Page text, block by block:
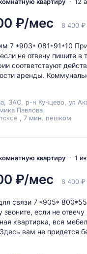
₽/мес 8 400 ₽
7 *903* 081*91*10
не отвечу пишите
соответствуют
аренды.
ЗАО р-н Кунцево ул
Павлова
, 7 мин. пешком
квартиру 1
₽/мес 8 400 ₽
связи 7 *905*
звоните, если не
квартирка, вся
вам не придется